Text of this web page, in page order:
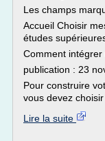
Les champs
Accueil Choisir
études
Comment
publication : 23
Pour construire
vous devez choisir
Lire la suite